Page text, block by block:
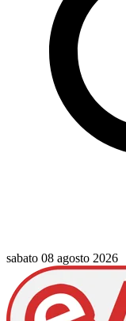
sabato 08 agosto 2026